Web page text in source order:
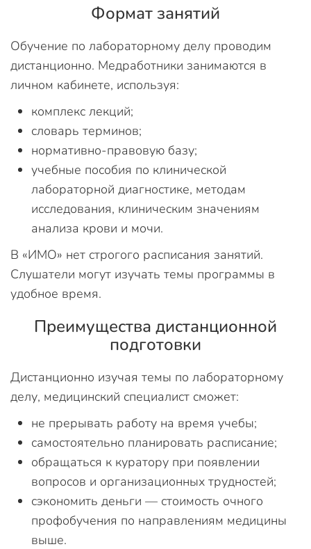
Формат занятий
Обучение по лабораторному делу проводим
дистанционно. Медработники занимаются в
личном кабинете, используя:
комплекс лекций;
словарь терминов;
нормативно-правовую базу;
учебные пособия по клинической
лабораторной диагностике, методам
исследования, клиническим значениям
анализа крови и мочи.
В «ИМО» нет строгого расписания занятий.
Слушатели могут изучать темы программы в
удобное время.
Преимущества дистанционной
подготовки
Дистанционно изучая темы по лабораторному
делу, медицинский специалист сможет:
не прерывать работу на время учебы;
самостоятельно планировать расписание;
обращаться к куратору при появлении
вопросов и организационных трудностей;
сэкономить деньги — стоимость очного
профобучения по направлениям медицины
выше.